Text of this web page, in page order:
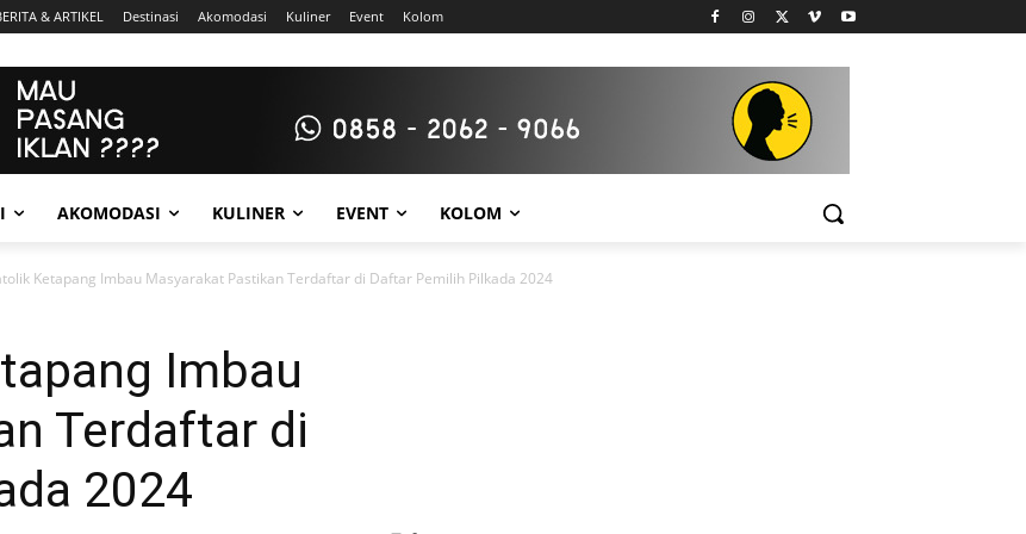
& ARTIKEL Destinasi Akomodasi Kuliner Event Kolom
AKOMODASI KULINER EVENT KOLOM
Ketapang Imbau Masyarakat Pastikan Terdaftar di Daftar Pemilih Pilkada 2024
Imbau
Terdaftar di
2024